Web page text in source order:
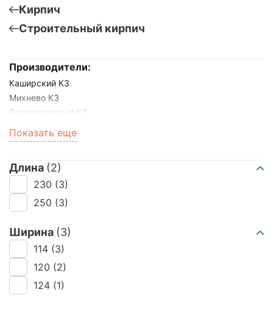
Кирпич
Строительный кирпич
Производители:
Каширский КЗ
Михнево КЗ
Воскресенский КЗ
Юрьев-Польский КЗ
Ярославский КЗ
Тульский КЗ
Петушинский ЗСК
Мстера КЗ
Боровичский КЗ
Вяземский КЗ
Касимовский КЗ
Липковский КЗ
Ломинцевский КЗ
Смоленский КЗ
Показать еще
Длина (2)
230 (3)
250 (3)
Ширина (3)
114 (3)
120 (2)
124 (1)